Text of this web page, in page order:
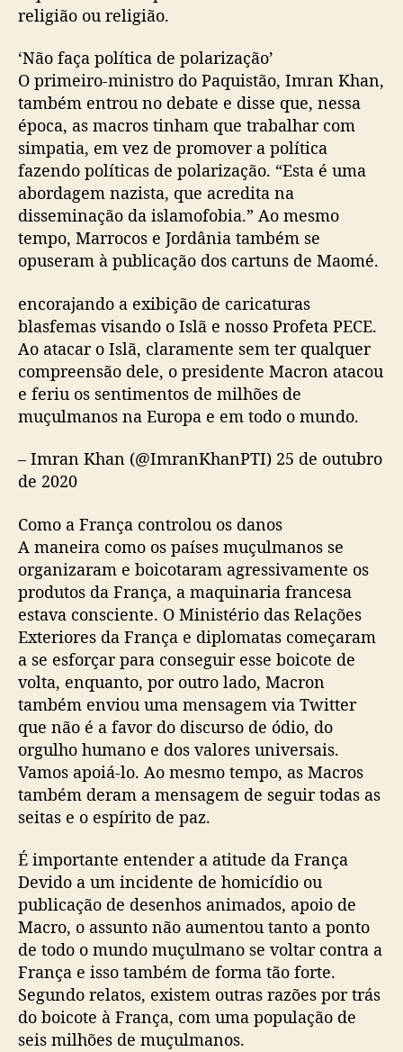
religião ou religião.
‘Não faça política de polarização’
O primeiro-ministro do Paquistão, Imran Khan,
também entrou no debate e disse que, nessa
época, as macros tinham que trabalhar com
simpatia, em vez de promover a política
fazendo políticas de polarização. “Esta é uma
abordagem nazista, que acredita na
disseminação da islamofobia.” Ao mesmo
tempo, Marrocos e Jordânia também se
opuseram à publicação dos cartuns de Maomé.
encorajando a exibição de caricaturas
blasfemas visando o Islã e nosso Profeta PECE.
Ao atacar o Islã, claramente sem ter qualquer
compreensão dele, o presidente Macron atacou
e feriu os sentimentos de milhões de
muçulmanos na Europa e em todo o mundo.
– Imran Khan (@ImranKhanPTI) 25 de outubro
de 2020
Como a França controlou os danos
A maneira como os países muçulmanos se
organizaram e boicotaram agressivamente os
produtos da França, a maquinaria francesa
estava consciente. O Ministério das Relações
Exteriores da França e diplomatas começaram
a se esforçar para conseguir esse boicote de
volta, enquanto, por outro lado, Macron
também enviou uma mensagem via Twitter
que não é a favor do discurso de ódio, do
orgulho humano e dos valores universais.
Vamos apoiá-lo. Ao mesmo tempo, as Macros
também deram a mensagem de seguir todas as
seitas e o espírito de paz.
É importante entender a atitude da França
Devido a um incidente de homicídio ou
publicação de desenhos animados, apoio de
Macro, o assunto não aumentou tanto a ponto
de todo o mundo muçulmano se voltar contra a
França e isso também de forma tão forte.
Segundo relatos, existem outras razões por trás
do boicote à França, com uma população de
seis milhões de muçulmanos.